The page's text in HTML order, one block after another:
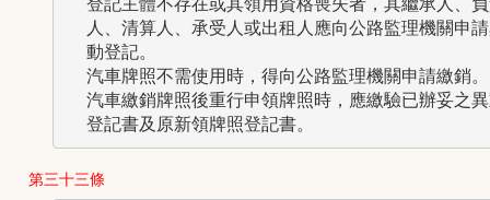
人、清算人、承受人或出租人應向公路監理機關申
  動登記。
  汽車牌照不需使用時，得向公路監理機關申請繳銷。
汽車繳銷牌照後重行申領牌照時，應繳驗已辦妥之
第三十三條